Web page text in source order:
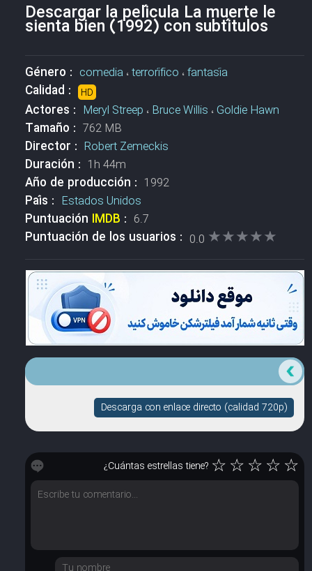
Descargar la película La muerte le
sienta bien (1992) con subtítulos
Género : comedia ،terrorífico ،fantasía
Calidad : HD
Actores : Meryl Streep ، Bruce Willis ،Goldie Hawn
Tamaño : 762 MB
Director : Robert Zemeckis
Duración : 1h 44m
Año de producción : 1992
País : Estados Unidos
Puntuación IMDB : 6.7
Puntuación de los usuarios : 0.0 ★★★★★
★★★★★
Descarga con enlace directo (calidad 720p)
¿Cuántas estrellas tiene? ☆☆☆☆☆